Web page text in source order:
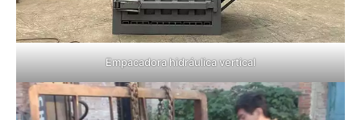
Empacadora hidráulica vertical